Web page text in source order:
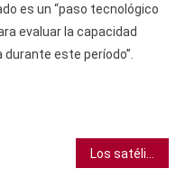
es un “paso tecnológico
evaluar la capacidad
este período”.